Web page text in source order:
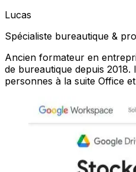
Lucas
Spécialiste bureautique &
Ancien formateur en
de bureautique depuis
personnes à la suite Office